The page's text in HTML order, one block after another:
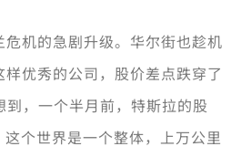
机的急剧升级。华尔街也趁机
优秀的公司，股价差点跌穿了
，一个半月前，特斯拉的股
个世界是一个整体，上万公里